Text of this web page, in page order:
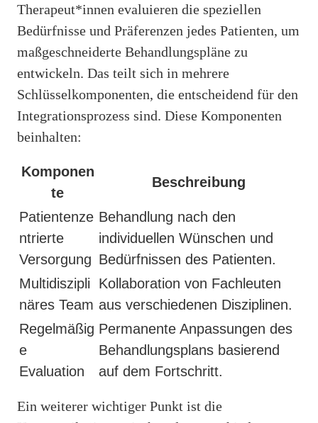
Therapeut*innen evaluieren die speziellen
Bedürfnisse und Präferenzen jedes Patienten, um
maßgeschneiderte Behandlungspläne zu
entwickeln. Das teilt sich in mehrere
Schlüsselkomponenten, die entscheidend für den
Integrationsprozess sind. Diese Komponenten
beinhalten:
Komponen
te
Beschreibung
Patientenze
ntrierte
Versorgung
Behandlung nach den
individuellen Wünschen und
Bedürfnissen des Patienten.
Multidiszipli
näres Team
Kollaboration von Fachleuten
aus verschiedenen Disziplinen.
Regelmäßig
e
Evaluation
Permanente Anpassungen des
Behandlungsplans basierend
auf dem Fortschritt.
Ein weiterer wichtiger Punkt ist die